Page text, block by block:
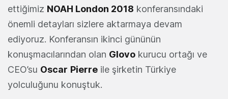
ettiğimiz NOAH London 2018 konferansındaki
önemli detayları sizlere aktarmaya devam
ediyoruz. Konferansın ikinci gününün
konuşmacılarından olan Glovo kurucu ortağı ve
CEO’su Oscar Pierre ile şirketin Türkiye
yolculuğunu konuştuk.